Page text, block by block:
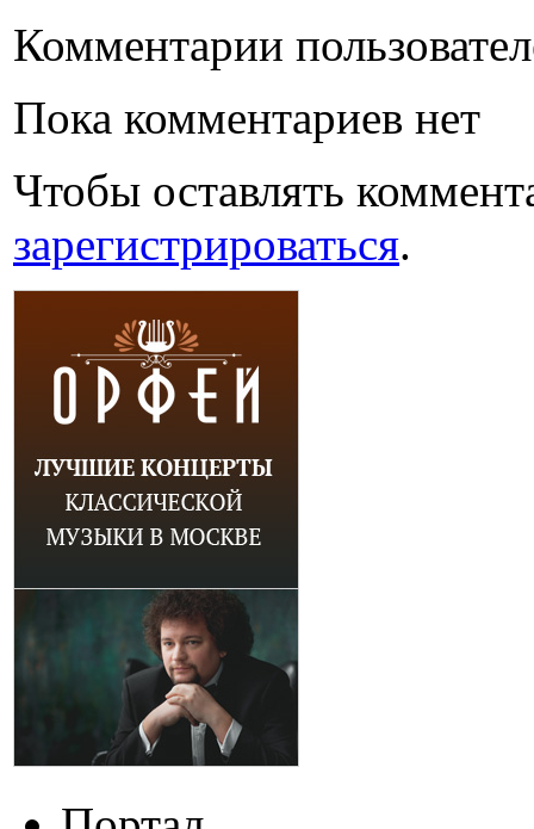
Комментарии
Пока комментариев нет
Чтобы оставлять
зарегистрироваться.